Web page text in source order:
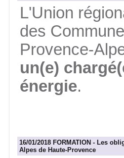
L'Union
des
Provence-
un(e)
énergie.
16/01/2018 FORMATION - Les
Alpes de Haute-Provence